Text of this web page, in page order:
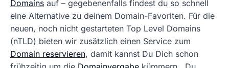
Domains auf – gegebenenfalls findest du so schnell
eine Alternative zu deinem Domain-Favoriten. Für die
neuen, noch nicht gestarteten Top Level Domains
(nTLD) bieten wir zusätzlich einen Service zum
Domain reservieren, damit kannst Du Dich schon